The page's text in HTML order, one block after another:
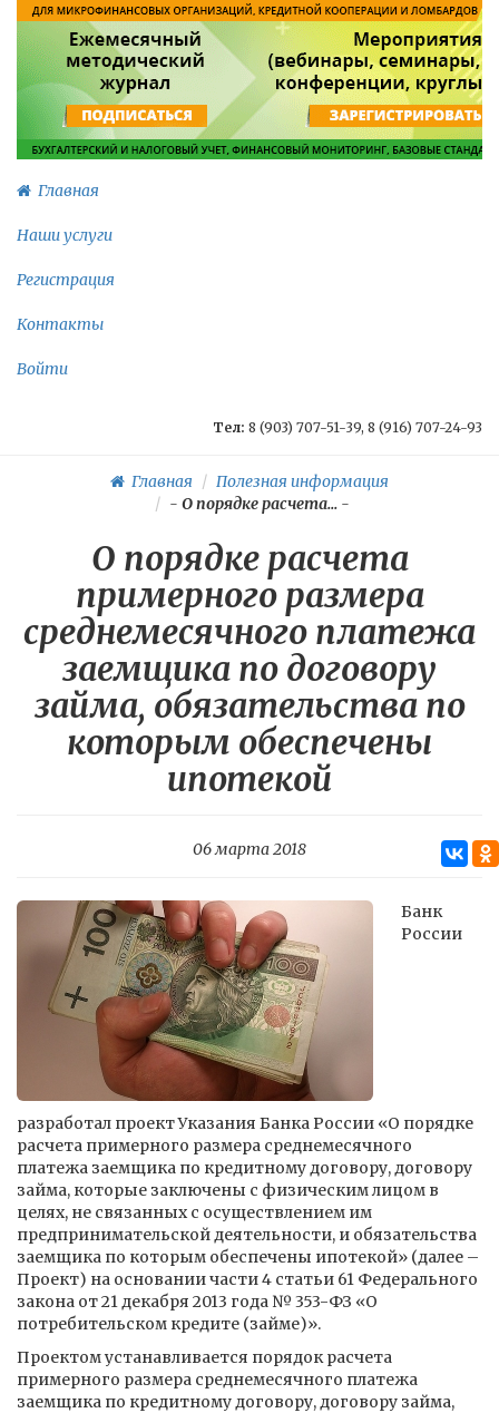
Главная
Наши услуги
Регистрация
Контакты
Войти
Тел: 8 (903) 707-51-39, 8 (916) 707-24-93
Главная
Полезная информация
- О порядке расчета... -
О порядке расчета
примерного размера
среднемесячного платежа
заемщика по договору
займа, обязательства по
которым обеспечены
ипотекой
06 марта 2018
Банк
России
разработал проект Указания Банка России «О порядке
расчета примерного размера среднемесячного
платежа заемщика по кредитному договору, договору
займа, которые заключены с физическим лицом в
целях, не связанных с осуществлением им
предпринимательской деятельности, и обязательства
заемщика по которым обеспечены ипотекой» (далее –
Проект) на основании части 4 статьи 61 Федерального
закона от 21 декабря 2013 года № 353-ФЗ «О
потребительском кредите (займе)».
Проектом устанавливается порядок расчета
примерного размера среднемесячного платежа
заемщика по кредитному договору, договору займа,